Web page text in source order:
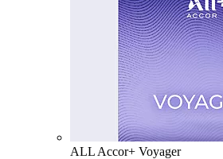
ALL Accor+ Voyager